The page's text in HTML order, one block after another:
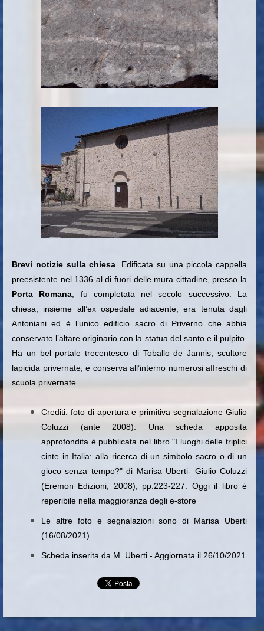
Brevi notizie sulla chiesa. Edificata su una piccola cappella
preesistente nel 1336 al di fuori delle mura cittadine, presso la
Porta Romana, fu completata nel secolo successivo. La
chiesa, insieme all’ex ospedale adiacente, era tenuta dagli
Antoniani ed è l’unico edificio sacro di Priverno che abbia
conservato l’altare originario con la statua del santo e il pulpito.
Ha un bel portale trecentesco di Toballo de Jannis, scultore
lapicida privernate, e conserva all’interno numerosi affreschi di
scuola privernate.
Crediti: foto di apertura e primitiva segnalazione Giulio
Coluzzi (ante 2008). Una scheda apposita
approfondita è pubblicata nel libro "I luoghi delle triplici
cinte in Italia: alla ricerca di un simbolo sacro o di un
gioco senza tempo?" di Marisa Uberti- Giulio Coluzzi
(Eremon Edizioni, 2008), pp.223-227. Oggi il libro è
reperibile nella maggioranza degli e-store
Le altre foto e segnalazioni sono di Marisa Uberti
(16/08/2021)
Scheda inserita da M. Uberti - Aggiornata il 26/10/2021